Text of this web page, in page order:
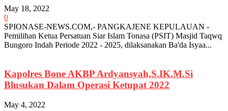
May 18, 2022
0
SPIONASE-NEWS.COM,- PANGKAJENE KEPULAUAN -
Pemilihan Ketua Persatuan Siar Islam Tonasa (PSIT) Masjid Taqwq
Bungoro Indah Periode 2022 - 2025, dilaksanakan Ba'da Isyaa...
Kapolres Bone AKBP Ardyansyah,S.IK.M.Si
Blusukan Dalam Operasi Ketupat 2022
May 4, 2022